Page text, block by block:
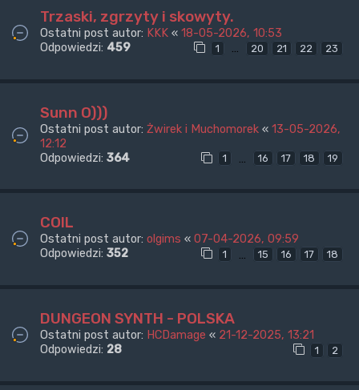
Trzaski, zgrzyty i skowyty.
Ostatni post autor: KKK « 18-05-2026, 10:53
Odpowiedzi: 459 1 … 20 21 22 23
Sunn O)))
Ostatni post autor: Żwirek i Muchomorek « 13-05-2026,
12:12
Odpowiedzi: 364 1 … 16 17 18 19
COIL
Ostatni post autor: olgims « 07-04-2026, 09:59
Odpowiedzi: 352 1 … 15 16 17 18
DUNGEON SYNTH - POLSKA
Ostatni post autor: HCDamage « 21-12-2025, 13:21
Odpowiedzi: 28 1 2